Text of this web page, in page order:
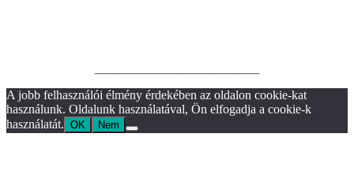
A jobb felhasználói élmény érdekében az oldalon cookie-kat
használunk. Oldalunk használatával, Ön elfogadja a cookie-k
használatát. OK Nem